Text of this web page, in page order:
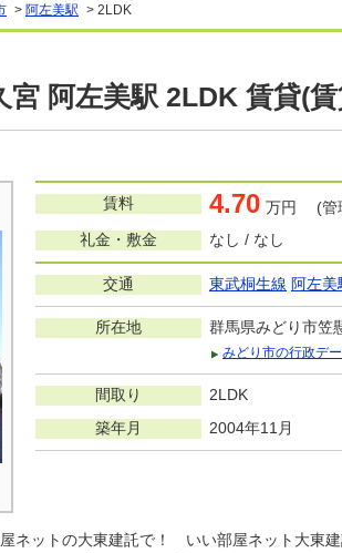
> 阿左美駅 > 2LDK
宮 阿左美駅 2LDK 賃貸(
賃料 4.70 万円 (管
礼金・敷金
なし / なし
交通 東武桐生線 阿左美
所在地 群馬県みどり市笠
みどり市の行政デ
間取り 2LDK
築年月 2004年11月
ネットの大東建託で！ いい部屋ネット大東